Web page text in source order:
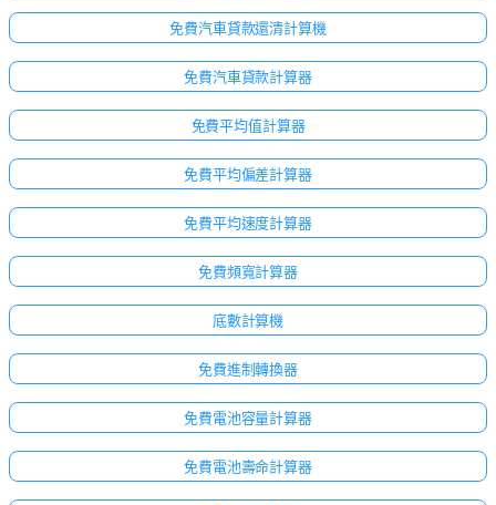
免費汽車貸款還清計算機
免費汽車貸款計算器
免費平均值計算器
免費平均偏差計算器
免費平均速度計算器
免費頻寬計算器
底數計算機
免費進制轉換器
免費電池容量計算器
免費電池壽命計算器